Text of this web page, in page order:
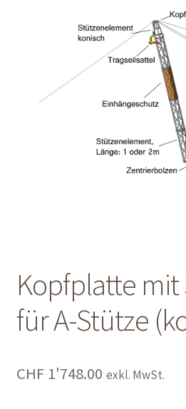
Mein Konto
Warenkorb
Kopfplatte mit
für A-Stütze
CHF1'748.00 exkl. MwSt.